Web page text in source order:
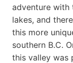
adventure with
lakes, and
this more
southern B.C.
this valley was